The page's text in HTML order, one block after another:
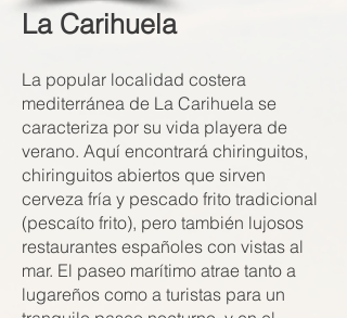
La Carihuela
La popular localidad costera
mediterránea de La Carihuela se
caracteriza por su vida playera de
verano. Aquí encontrará chiringuitos,
chiringuitos abiertos que sirven
cerveza fría y pescado frito tradicional
(pescaíto frito), pero también lujosos
restaurantes españoles con vistas al
mar. El paseo marítimo atrae tanto a
lugareños como a turistas para un